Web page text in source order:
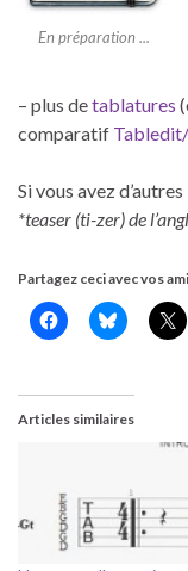
En préparation ...
– plus detablatures
comparatif
Si vous avez d’autres
*teaser (ti-zer) de
Partagez ceci avec vos
Articles similaires